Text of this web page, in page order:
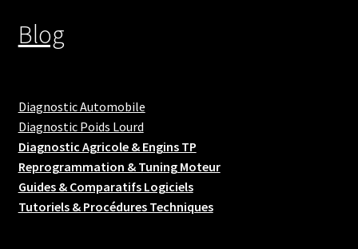
Blog
Diagnostic Automobile
Diagnostic Poids Lourd
Diagnostic Agricole & Engins TP
Reprogrammation & Tuning Moteur
Guides & Comparatifs Logiciels
Tutoriels & Procédures Techniques